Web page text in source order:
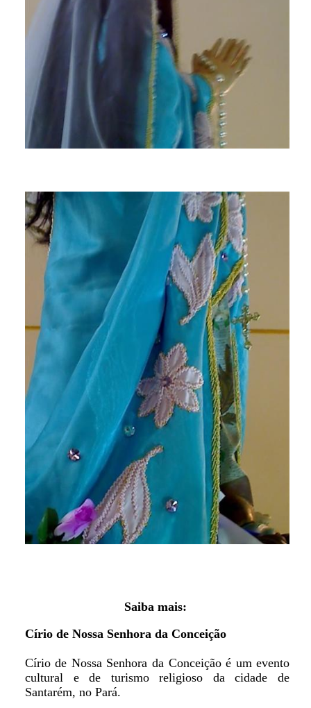
Saiba mais:
Círio de Nossa Senhora da Conceição
Círio de Nossa Senhora da Conceição é um evento
cultural e de turismo religioso da cidade de
Santarém, no Pará.